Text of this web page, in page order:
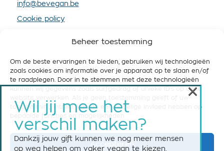
Beheer toestemming
Om de beste ervaringen te bieden, gebruiken wij technologieën
zoals cookies om informatie over je apparaat op te slaan en/of
te raadplegen. Door in te stemmen met deze technologieën
kunnen wij gegevens zoals surfgedrag of unieke ID's op deze
toestemming intrekt, kan dit een nadelige invloed hebben op
bepaalde functies en mogelijkheden.
Accepteren
info@bevegan.be
Cookie policy
STEUN BE VEGAN
Help ons om België vegan-friendly te maken! Steun
ons nu met een maandelijkse of eenmalige gift.
Steun BE Vegan
Wil jij mee het
verschil maken?
Dankzij jouw gift kunnen we nog meer mensen
op weg helpen om vaker vegan te kiezen.
×